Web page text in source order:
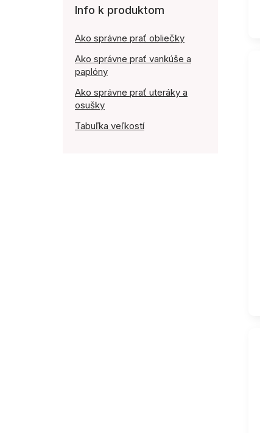
Info k produktom
Ako správne prať obliečky
Ako správne prať vankúše a
paplóny
Ako správne prať uteráky a
osušky
Tabuľka veľkostí